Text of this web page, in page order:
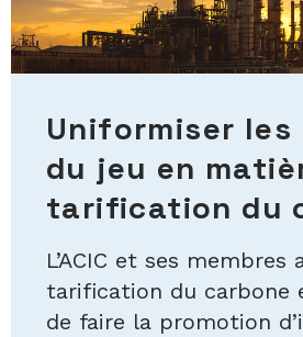
Uniformiser les
du jeu en
tarification du
L’ACIC et ses
tarification du carbone
de faire la promotion